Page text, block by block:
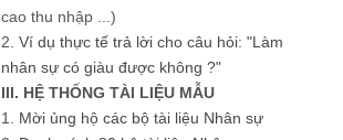
cao thu nhập ...)
2. Ví dụ thực tế trả lời cho câu hỏi: "Làm
nhân sự có giàu được không ?"
III. HỆ THỐNG TÀI LIỆU MẪU
1. Mời ủng hộ các bộ tài liệu Nhân sự